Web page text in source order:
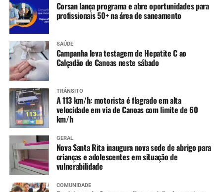
Corsan lança programa e abre oportunidades para
profissionais 50+ na área de saneamento
SAÚDE
Campanha leva testagem de Hepatite C ao
Calçadão de Canoas neste sábado
TRÂNSITO
A 113 km/h: motorista é flagrado em alta
velocidade em via de Canoas com limite de 60
km/h
GERAL
Nova Santa Rita inaugura nova sede de abrigo para
crianças e adolescentes em situação de
vulnerabilidade
COMUNIDADE